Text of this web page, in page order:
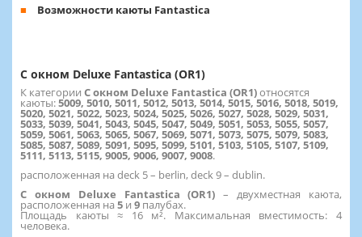
Возможности каюты Fantastica
С окном Deluxe Fantastica (OR1)
К категории С окном Deluxe Fantastica (OR1)относятся
каюты:5009, 5010, 5011, 5012, 5013, 5014, 5015, 5016, 5018, 5019,
5020, 5021, 5022, 5023, 5024, 5025, 5026, 5027, 5028, 5029, 5031,
5033, 5039, 5041, 5043, 5045, 5047, 5049, 5051, 5053, 5055, 5057,
5059, 5061, 5063, 5065, 5067, 5069, 5071, 5073, 5075, 5079, 5083,
5085, 5087, 5089, 5091, 5095, 5099, 5101, 5103, 5105, 5107, 5109,
5111, 5113, 5115, 9005, 9006, 9007, 9008.
расположенная на deck 5 – berlin, deck 9 – dublin.
С окном Deluxe Fantastica (OR1)– двухместная каюта,
расположенная на 5 и 9 палубах.
Площадь каюты ≈ 16 м². Максимальная вместимость: 4
человека.